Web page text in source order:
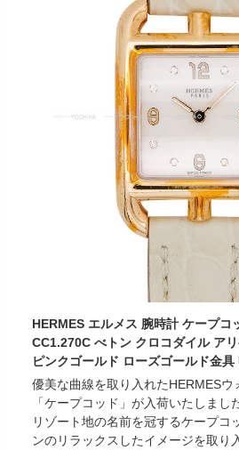
HERMES エルメス 腕時計 ケープコ
CC1.270C べトン クロコダイル ア
ピンクゴールド ローズゴールド金
優美な曲線を取り入れたHERMESウ
「ケープコッド」が入荷いたしまし
リゾート地の名前を冠するケープコ
ンのリラックスしたイメージを取り